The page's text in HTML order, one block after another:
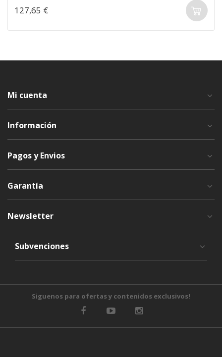
127,65 €
Mi cuenta
Información
Pagos y Envios
Garantía
Newsletter
Subvenciones
Siguenos para ofertas y contenidos exclusivos!